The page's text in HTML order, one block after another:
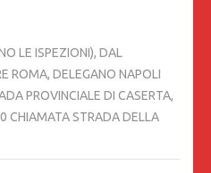
LE ISPEZIONI), DAL
ROMA, DELEGANO NAPOLI
PROVINCIALE DI CASERTA,
CHIAMATA STRADA DELLA